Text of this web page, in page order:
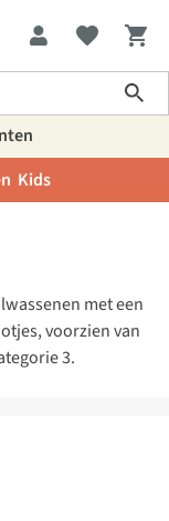
Kids
met een
voorzien van
3.